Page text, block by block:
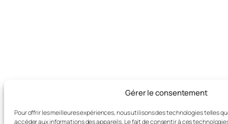
Gérer le consentement
Pour offrir les meilleures expériences, nous utilisons des technologies telles
accéder aux informations des appareils. Le fait de consentir à ces